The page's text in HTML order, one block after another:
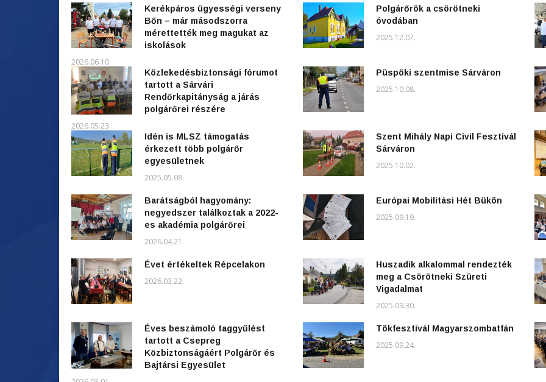
Kerékpáros ügyességi verseny
Bőn – már másodszorra
mérettették meg magukat az
iskolások
2026.06.10.
Közlekedésbiztonsági fórumot
tartott a Sárvári
Rendőrkapitányság a járás
polgárőrei részére
2026.05.23.
Idén is MLSZ támogatás
érkezett több polgárőr
egyesületnek
2025.05.08.
Barátságból hagyomány:
negyedszer találkoztak a 2022-
es akadémia polgárőrei
2026.04.21.
Évet értékeltek Répcelakon
2026.03.22.
Éves beszámoló taggyűlést
tartott a Csepreg
Közbiztonságáért Polgárőr és
Bajtársi Egyesület
Polgárőrök a csörötneki
óvodában
2025.12.07.
Püspöki szentmise Sárváron
2025.10.08.
Szent Mihály Napi Civil Fesztivál
Sárváron
2025.10.02.
Európai Mobilitási Hét Bükön
2025.09.19.
Huszadik alkalommal rendezték
meg a Csörötneki Szüreti
Vigadalmat
2025.09.30.
Tökfesztivál Magyarszombatfán
2025.09.24.